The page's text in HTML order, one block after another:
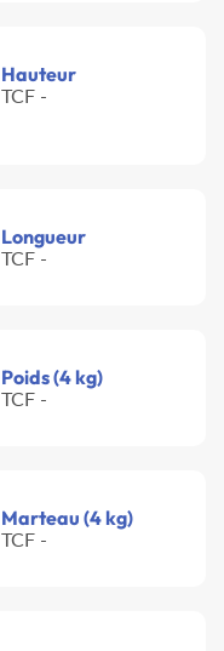
Hauteur
TCF -
Longueur
TCF -
Poids (4 kg)
TCF -
Marteau (4 kg)
TCF -